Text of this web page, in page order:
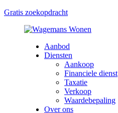
Gratis zoekopdracht
Aanbod
Diensten
Aankoop
Financiele dienst
Taxatie
Verkoop
Waardebepaling
Over ons